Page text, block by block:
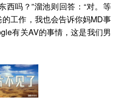
西吗？”溜池则回答：“对。等
工作，我也会告诉你妈MD事
有关AV的事情，这是我们男